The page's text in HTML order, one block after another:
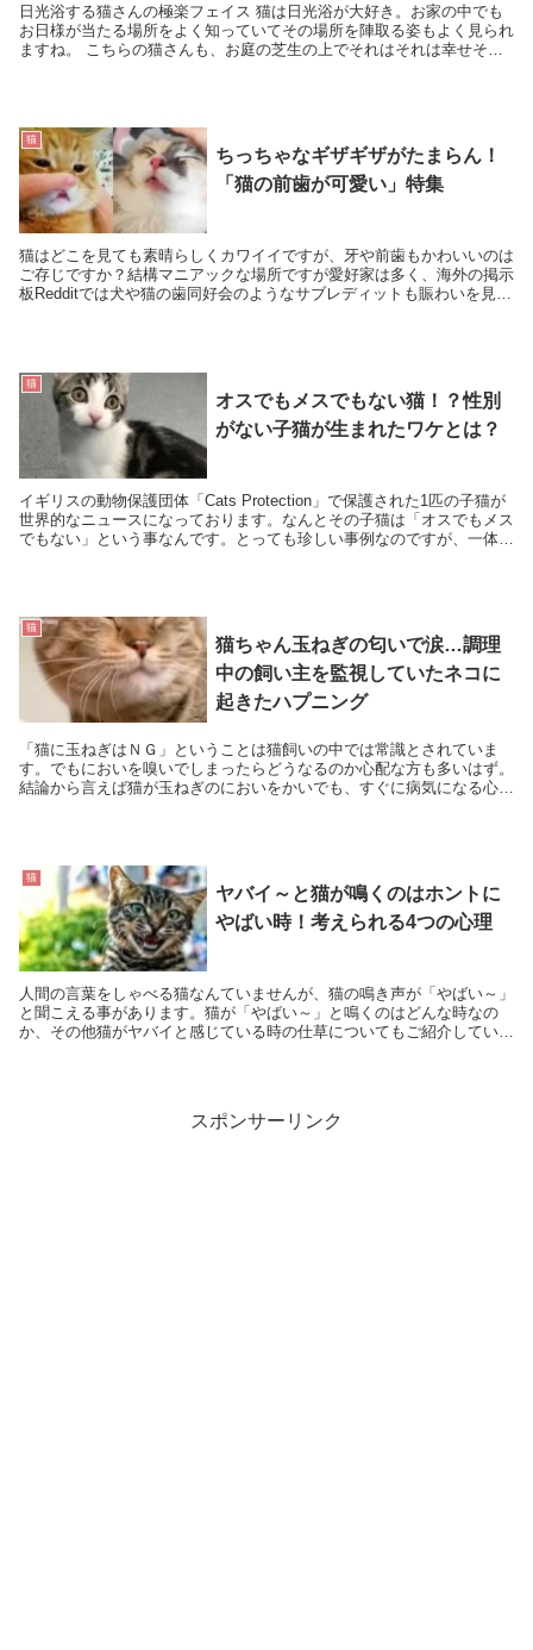
日光浴する猫さんの極楽フェイス 猫は日光浴が大好き。お家の中でも
お日様が当たる場所をよく知っていてその場所を陣取る姿もよく見られ
ますね。 こちらの猫さんも、お庭の芝生の上でそれはそれは幸せそう
猫
ちっちゃなギザギザがたまらん！
「猫の前歯が可愛い」特集
猫はどこを見ても素晴らしくカワイイですが、牙や前歯もかわいいのは
ご存じですか？結構マニアックな場所ですが愛好家は多く、海外の掲示
板Redditでは犬や猫の歯同好会のようなサブレディットも賑わいを見せ
猫
オスでもメスでもない猫！？性別
がない子猫が生まれたワケとは？
イギリスの動物保護団体「Cats Protection」で保護された1匹の子猫が
世界的なニュースになっております。なんとその子猫は「オスでもメス
でもない」という事なんです。とっても珍しい事例なのですが、一体な
猫
猫ちゃん玉ねぎの匂いで涙…調理
中の飼い主を監視していたネコに
起きたハプニング
「猫に玉ねぎはＮＧ」ということは猫飼いの中では常識とされていま
す。でもにおいを嗅いでしまったらどうなるのか心配な方も多いはず。
結論から言えば猫が玉ねぎのにおいをかいでも、すぐに病気になる心配
猫
ヤバイ～と猫が鳴くのはホントに
やばい時！考えられる4つの心理
人間の言葉をしゃべる猫なんていませんが、猫の鳴き声が「やばい～」
と聞こえる事があります。猫が「やばい～」と鳴くのはどんな時なの
か、その他猫がヤバイと感じている時の仕草についてもご紹介していき
スポンサーリンク